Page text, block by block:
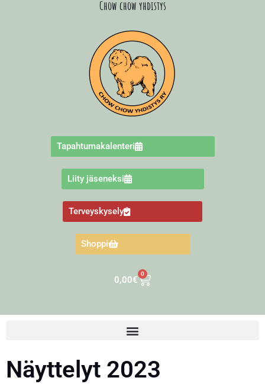
Chow chow yhdistys
Tapahtumakalenteri
Liity jäseneksi
Terveyskysely
Shoppi
0,00€
0
Näyttelyt 2023